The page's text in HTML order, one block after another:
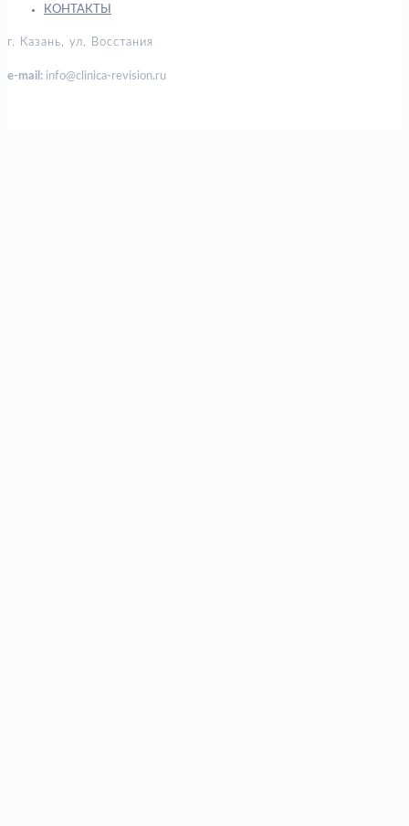
КОНТАКТЫ
г. Казань, ул. Восстания
e-mail: info@clinica-revision.ru